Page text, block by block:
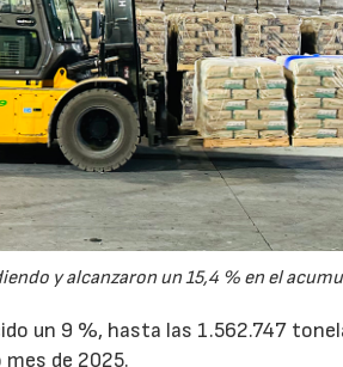
y alcanzaron un 15,4 % en el
un 9 %, hasta las 1.562.747
de 2025.